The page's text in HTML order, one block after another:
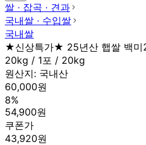
쌀 ∙ 잡곡 ∙ 견과
국내쌀 ∙ 수입쌀
국내쌀
★신상특가★ 25년산 햅쌀 백미
20kg / 1포 / 20kg
원산지: 국내산
60,000원
8%
54,900원
쿠폰가
43,920원